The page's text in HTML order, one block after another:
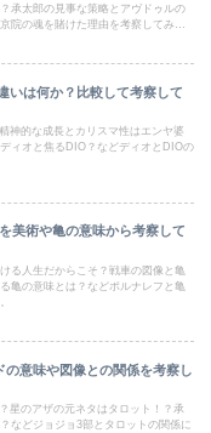
承太郎の見事な策略とアヴドゥルの
院の魂を賭けた理由を考察してみま
いは何か？比較して考察して
神的な成長とカリスマ性はエンヤ婆
ィオと焦るDIO？などディオとDIOの
美術や亀の意味から考察して
る人生だからこそ？戦車の図像と亀
亀の意味とは？などポルナレフと亀
意味や図像との関係を考察し
星のアザの元ネタはタロット！？承
などジョジョ3部とタロットの関係に